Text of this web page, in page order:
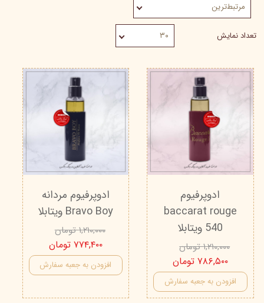
مرتبط‌ترین
تعداد نمایش ۳۰
ادوپرفیوم
baccarat rouge
540 ویتابلا
۱,۲۱۰,۰۰۰ تومان
۷۸۶,۵۰۰ تومان
افزودن به جعبه سفارش
ادوپرفیوم مردانه
Bravo Boy ویتابلا
۱,۲۱۰,۰۰۰ تومان
۷۷۴,۴۰۰ تومان
افزودن به جعبه سفارش